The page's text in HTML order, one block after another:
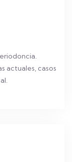
actuales, casos